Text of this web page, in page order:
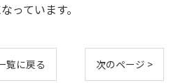
っています。
覧に戻る 次のページ >